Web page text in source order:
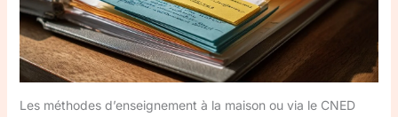
Les méthodes d’enseignement à la maison ou via le CNED